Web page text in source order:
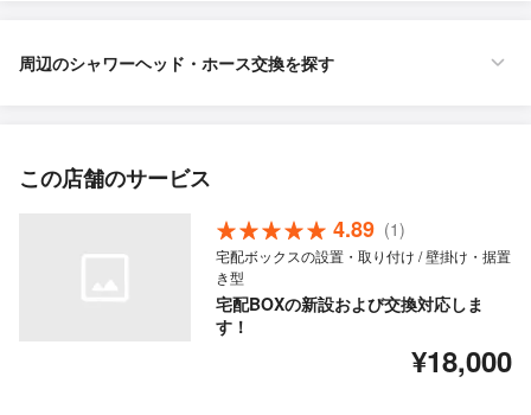
周辺のシャワーヘッド・ホース交換を探す
この店舗のサービス
4.89 (1)
宅配ボックスの設置・取り付け / 壁掛け・据置
き型
宅配BOXの新設および交換対応しま
す！
¥18,000